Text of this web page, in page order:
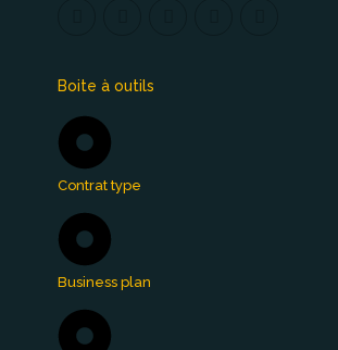
Boite à outils
Contrat type
Business plan